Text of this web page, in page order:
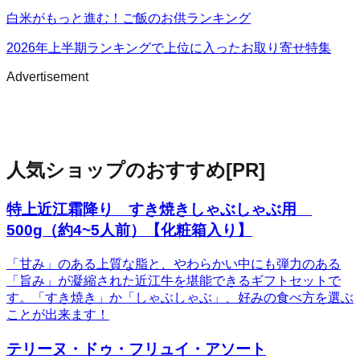
白米がもっと進む！ご飯のお供ランキング
2026年上半期ランキングで上位に入ったお取り寄せ特集
Advertisement
人気ショップのおすすめ[PR]
特上近江霜降り すき焼きしゃぶしゃぶ用
500g（約4~5人前）【化粧箱入り】
「甘み」のある上質な脂と、やわらかい中にも弾力のある
「旨み」が凝縮された近江牛を堪能できるギフトセットで
す。「すき焼き」か「しゃぶしゃぶ」、好みの食べ方を選ぶ
ことが出来ます！
テリーヌ・ドゥ・フリュイ・アソート